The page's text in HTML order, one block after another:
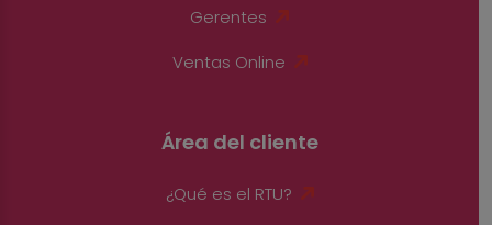
Gerentes
Ventas Online
Área del cliente
¿Qué es el RTU?